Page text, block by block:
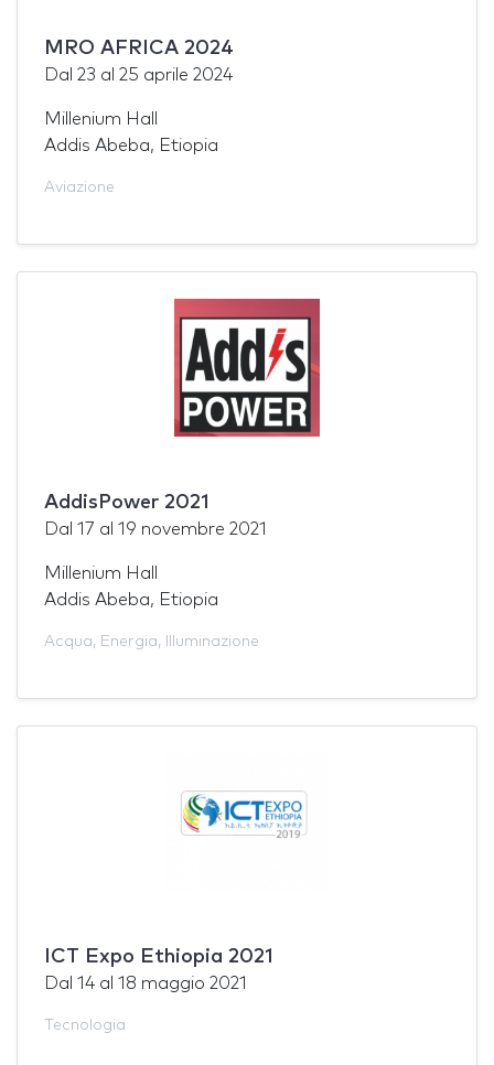
MRO AFRICA 2024
Dal 23 al 25 aprile 2024
Millenium Hall
Addis Abeba, Etiopia
Aviazione
AddisPower 2021
Dal 17 al 19 novembre 2021
Millenium Hall
Addis Abeba, Etiopia
Acqua, Energia, Illuminazione
ICT Expo Ethiopia 2021
Dal 14 al 18 maggio 2021
Tecnologia